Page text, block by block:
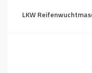
LKW